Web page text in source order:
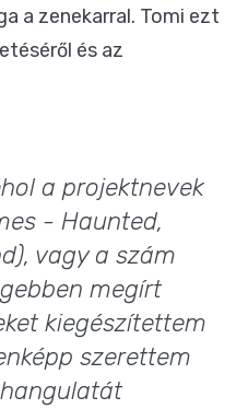
a zenekarral. Tomi ezt
és az
a projektnevek
- Haunted,
vagy a szám
megírt
kiegészítettem
szerettem